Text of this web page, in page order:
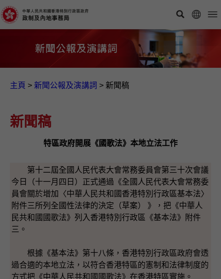
主頁 > 新聞公報及演講詞 > 新聞稿
新聞稿
特區政府開展《國歌法》本地立法工作
第十二屆全國人民代表大會常務委員會第三十次會議
今日（十一月四日）正式通過《全國人民代表大會常務委
員會關於增加〈中華人民共和國香港特別行政區基本法〉
附件三所列全國性法律的決定（草案） 》，把《中華人
民共和國國歌法》列入香港特別行政區《基本法》附件
三。
根據《基本法》第十八條，香港特別行政區政府會透
過合適的本地立法，以符合香港特區的憲制和法律制度的
方式把《中華人民共和國國歌法》在香港特區實施。